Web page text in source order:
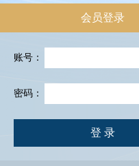
会员登录
账号：
密码：
登 录